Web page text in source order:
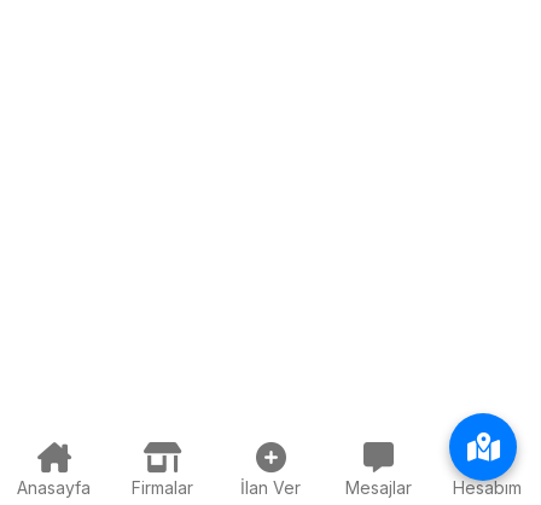
Anasayfa Firmalar İlan Ver Mesajlar Hesabım